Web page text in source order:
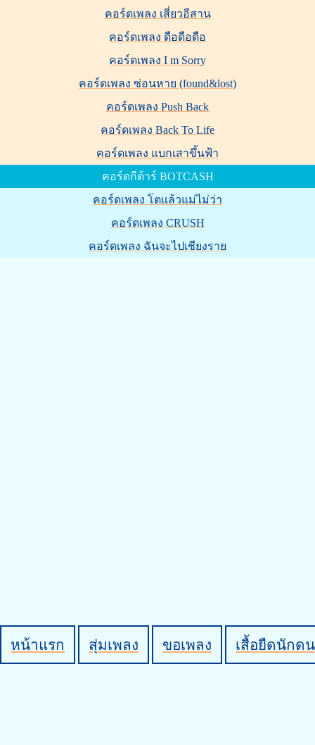
คอร์ดเพลง เสี่ยวอีสาน
คอร์ดเพลง ดือดือดือ
คอร์ดเพลง I m Sorry
คอร์ดเพลง ซ่อนหาย (found&lost)
คอร์ดเพลง Push Back
คอร์ดเพลง Back To Life
คอร์ดเพลง แบกเสาขึ้นฟ้า
คอร์ดกีต้าร์ BOTCASH
คอร์ดเพลง โตแล้วแม่ไม่ว่า
คอร์ดเพลง CRUSH
คอร์ดเพลง ฉันจะไปเชียงราย
หน้าแรก สุ่มเพลง ขอเพลง เสื้อยืดนักด